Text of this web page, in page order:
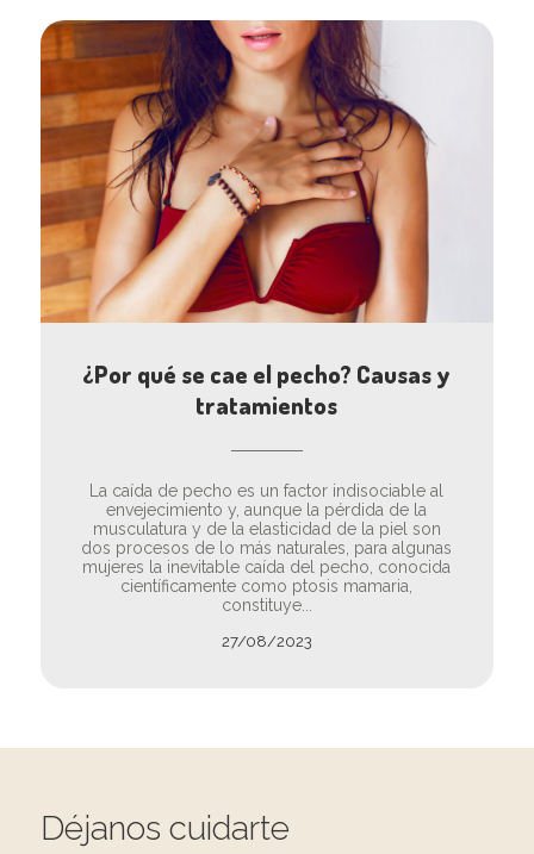
¿Por qué se cae el pecho? Causas y
tratamientos
La caída de pecho es un factor indisociable al
envejecimiento y, aunque la pérdida de la
musculatura y de la elasticidad de la piel son
dos procesos de lo más naturales, para algunas
mujeres la inevitable caída del pecho, conocida
científicamente como ptosis mamaria,
constituye...
27/08/2023
Déjanos cuidarte